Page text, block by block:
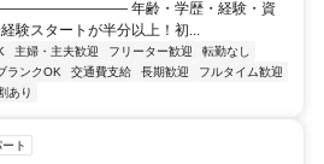
年齢・学歴・経験・資
験スタートが半分以上！初...
主婦・主夫歓迎 フリーター歓迎
転勤なし
ランクOK 交通費支給 長期歓迎
フルタイム歓迎
あり
ト